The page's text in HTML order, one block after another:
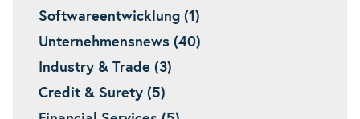
Softwareentwicklung (1)
Unternehmensnews (40)
Industry & Trade (3)
Credit & Surety (5)